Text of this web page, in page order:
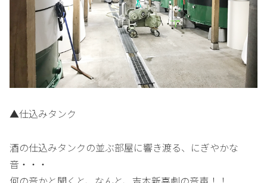
▲仕込みタンク
酒の仕込みタンクの並ぶ部屋に響き渡る、にぎやかな
音・・・